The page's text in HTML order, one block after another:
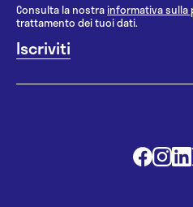
Consulta la nostrainformativa sulla
trattamento dei tuoi dati.